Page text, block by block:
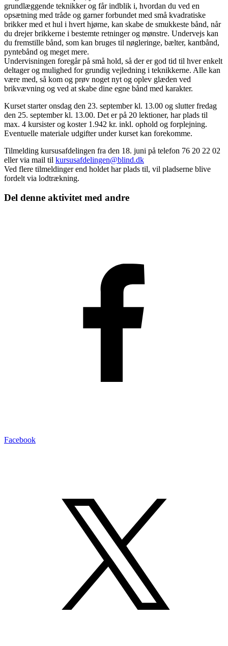
grundlæggende teknikker og får indblik i, hvordan du ved en
opsætning med tråde og garner forbundet med små kvadratiske
brikker med et hul i hvert hjørne, kan skabe de smukkeste bånd, når
du drejer brikkerne i bestemte retninger og mønstre. Undervejs kan
du fremstille bånd, som kan bruges til nøgleringe, bælter, kantbånd,
pyntebånd og meget mere.
Undervisningen foregår på små hold, så der er god tid til hver enkelt
deltager og mulighed for grundig vejledning i teknikkerne. Alle kan
være med, så kom og prøv noget nyt og oplev glæden ved
brikvævning og ved at skabe dine egne bånd med karakter.
Kurset starter onsdag den 23. september kl. 13.00 og slutter fredag
den 25. september kl. 13.00. Det er på 20 lektioner, har plads til
max. 4 kursister og koster 1.942 kr. inkl. ophold og forplejning.
Eventuelle materiale udgifter under kurset kan forekomme.
Tilmelding kursusafdelingen fra den 18. juni på telefon 76 20 22 02
eller via mail til kursusafdelingen@blind.dk
Ved flere tilmeldinger end holdet har plads til, vil pladserne blive
fordelt via lodtrækning.
Del denne aktivitet med andre
Facebook